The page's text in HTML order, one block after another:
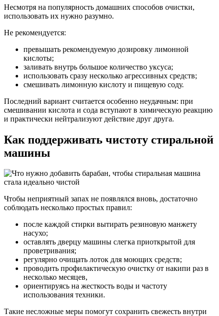
Несмотря на популярность домашних способов очистки,
использовать их нужно разумно.
Не рекомендуется:
превышать рекомендуемую дозировку лимонной
кислоты;
заливать внутрь большое количество уксуса;
использовать сразу несколько агрессивных средств;
смешивать лимонную кислоту и пищевую соду.
Последний вариант считается особенно неудачным: при
смешивании кислота и сода вступают в химическую реакцию
и практически нейтрализуют действие друг друга.
Как поддерживать чистоту стиральной
машины
Чтобы неприятный запах не появлялся вновь, достаточно
соблюдать несколько простых правил:
после каждой стирки вытирать резиновую манжету
насухо;
оставлять дверцу машины слегка приоткрытой для
проветривания;
регулярно очищать лоток для моющих средств;
проводить профилактическую очистку от накипи раз в
несколько месяцев,
ориентируясь на жесткость воды и частоту
использования техники.
Такие несложные меры помогут сохранить свежесть внутри